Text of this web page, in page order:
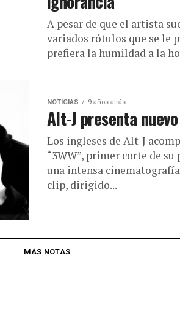
A pesar de que el artista
variados rótulos que se le
prefiera la humildad a la
NOTICIAS 9 años atrás
Alt-J presenta
Los ingleses de Alt-J
“3WW”, primer corte de
una intensa
clip, dirigido...
MÁS NOTAS